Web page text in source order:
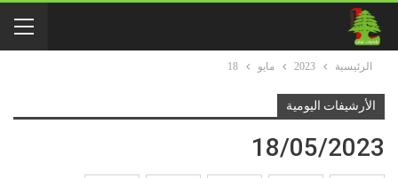
الرئيسية 2023 مايو 18
الأرشيفات اليومية
18/05/2023